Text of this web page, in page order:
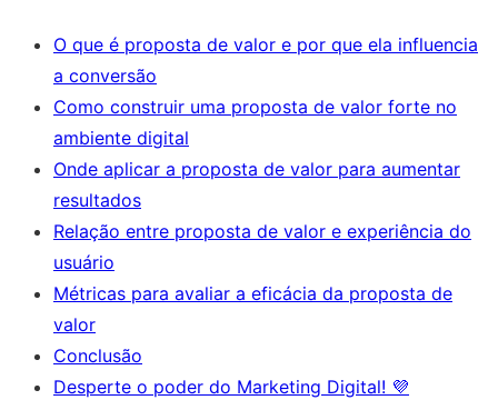
O que é proposta de valor e por que ela influencia
a conversão
Como construir uma proposta de valor forte no
ambiente digital
Onde aplicar a proposta de valor para aumentar
resultados
Relação entre proposta de valor e experiência do
usuário
Métricas para avaliar a eficácia da proposta de
valor
Conclusão
Desperte o poder do Marketing Digital! 💜